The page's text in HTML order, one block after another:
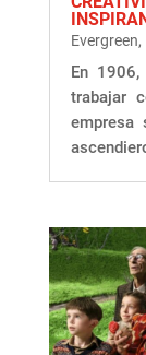
Evergreen,
En
trabajar
empresa